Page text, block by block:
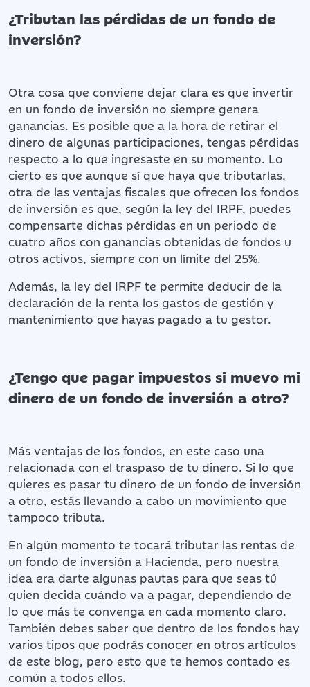
¿Tributan las pérdidas de un fondo de
inversión?
Otra cosa que conviene dejar clara es que invertir
en un fondo de inversión no siempre genera
ganancias. Es posible que a la hora de retirar el
dinero de algunas participaciones, tengas pérdidas
respecto a lo que ingresaste en su momento. Lo
cierto es que aunque sí que haya que tributarlas,
otra de las ventajas fiscales que ofrecen los fondos
de inversión es que, según la ley del IRPF, puedes
compensarte dichas pérdidas en un periodo de
cuatro años con ganancias obtenidas de fondos u
otros activos, siempre con un límite del 25%.
Además, la ley del IRPF te permite deducir de la
declaración de la renta los gastos de gestión y
mantenimiento que hayas pagado a tu gestor.
¿Tengo que pagar impuestos si muevo mi
dinero de un fondo de inversión a otro?
Más ventajas de los fondos, en este caso una
relacionada con el traspaso de tu dinero. Si lo que
quieres es pasar tu dinero de un fondo de inversión
a otro, estás llevando a cabo un movimiento que
tampoco tributa.
En algún momento te tocará tributar las rentas de
un fondo de inversión a Hacienda, pero nuestra
idea era darte algunas pautas para que seas tú
quien decida cuándo va a pagar, dependiendo de
lo que más te convenga en cada momento claro.
También debes saber que dentro de los fondos hay
varios tipos que podrás conocer en otros artículos
de este blog, pero esto que te hemos contado es
común a todos ellos.